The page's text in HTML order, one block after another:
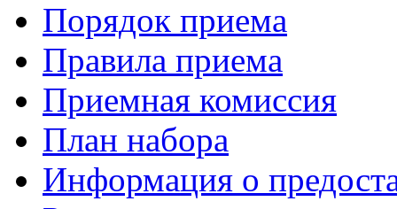
Порядок приема
Правила приема
Приемная комиссия
План набора
Информация о